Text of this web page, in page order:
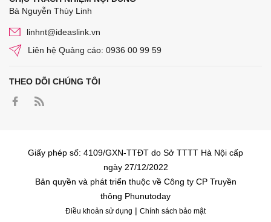
Bà Nguyễn Thùy Linh
linhnt@ideaslink.vn
Liên hệ Quảng cáo: 0936 00 99 59
THEO DÕI CHÚNG TÔI
Giấy phép số: 4109/GXN-TTĐT do Sở TTTT Hà Nội cấp
ngày 27/12/2022
Bản quyền và phát triển thuộc về Công ty CP Truyền
thông Phunutoday
Điều khoản sử dụng | Chính sách bảo mật